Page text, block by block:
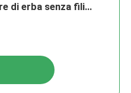
di erba senza fili